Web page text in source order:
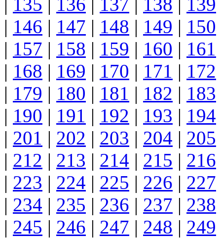
| 146 | 147 | 148 | 149 | 150
| 157 | 158 | 159 | 160 | 161
| 168 | 169 | 170 | 171 | 172
| 179 | 180 | 181 | 182 | 183
| 190 | 191 | 192 | 193 | 194
| 201 | 202 | 203 | 204 | 205
| 212 | 213 | 214 | 215 | 216
| 223 | 224 | 225 | 226 | 227
| 234 | 235 | 236 | 237 | 238
| 245 | 246 | 247 | 248 | 249